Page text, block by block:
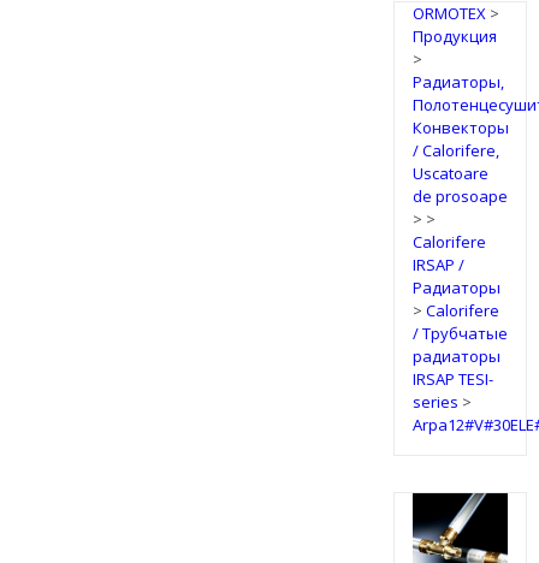
ORMOTEX>
Продукция
>
Радиаторы,
Конвекторы
/ Calorifere,
Uscatoare
de prosoape
> >
Calorifere
IRSAP /
Радиаторы
> Calorifere
/ Трубчатые
радиаторы
IRSAP TESI-
series >